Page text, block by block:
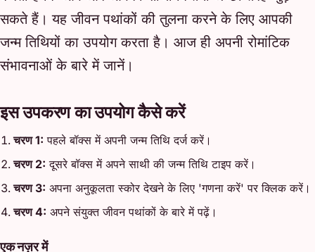
सकते हैं। यह जीवन पथांकों की तुलना करने के लिए आपकी
जन्म तिथियों का उपयोग करता है। आज ही अपनी रोमांटिक
संभावनाओं के बारे में जानें।
इस उपकरण का उपयोग कैसे करें
चरण 1: पहले बॉक्स में अपनी जन्म तिथि दर्ज करें।
चरण 2: दूसरे बॉक्स में अपने साथी की जन्म तिथि टाइप करें।
चरण 3: अपना अनुकूलता स्कोर देखने के लिए 'गणना करें' पर क्लिक करें।
चरण 4: अपने संयुक्त जीवन पथांकों के बारे में पढ़ें।
एक नज़र में